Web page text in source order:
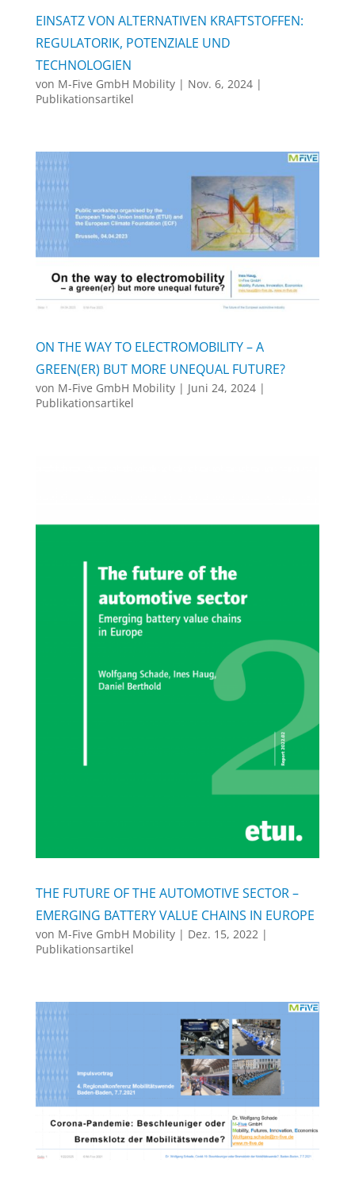
EINSATZ VON ALTERNATIVEN KRAFTSTOFFEN:
REGULATORIK, POTENZIALE UND
TECHNOLOGIEN
von M-Five GmbH Mobility| Nov. 6, 2024|
Publikationsartikel
ON THE WAY TO ELECTROMOBILITY – A
GREEN(ER) BUT MORE UNEQUAL FUTURE?
von M-Five GmbH Mobility| Juni 24, 2024|
Publikationsartikel
THE FUTURE OF THE AUTOMOTIVE SECTOR –
EMERGING BATTERY VALUE CHAINS IN EUROPE
von M-Five GmbH Mobility| Dez. 15, 2022 |
Publikationsartikel